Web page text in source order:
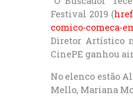
Festival 2019 (
comico-comeca-
Diretor Artístico
CinePE ganhou
No elenco estão
Mello, Mariana